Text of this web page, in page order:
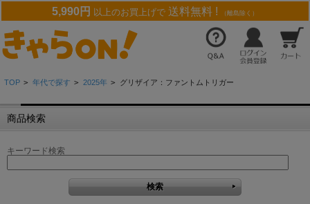
5,990円 以上のお買上げで 送料無料 ! （離島除く）
TOP > 年代で探す > 2025年 > グリザイア：ファントムトリガー
商品検索
キーワード検索